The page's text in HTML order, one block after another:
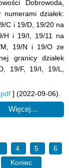
Dobrowoda,
działek:
C i 19/D, 19/20 na
H i 19/I, 19/11 na
M, 19/N i 19/O ze
granicy działek
19/F, 19/I, 19/L,
pdf ] (2022-09-06).
Więcej…
4 5
6
Koniec